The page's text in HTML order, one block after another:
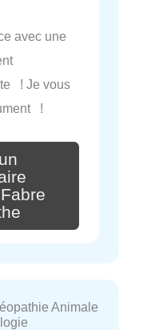
avec une
! Je vous
!
Animale